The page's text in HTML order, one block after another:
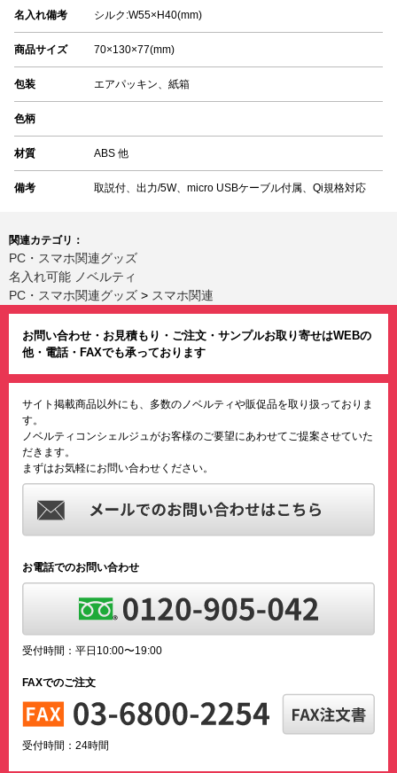
名入れ備考 シルク:W55×H40(mm)
商品サイズ 70×130×77(mm)
包装 エアパッキン、紙箱
色柄
材質 ABS 他
備考 取説付、出力/5W、micro USBケーブル付属、Qi規格対応
関連カテゴリ：
PC・スマホ関連グッズ
名入れ可能 ノベルティ
PC・スマホ関連グッズ > スマホ関連
お問い合わせ・お見積もり・ご注文・サンプルお取り寄せはWEBの
他・電話・FAXでも承っております
サイト掲載商品以外にも、多数のノベルティや販促品を取り扱っておりま
す。
ノベルティコンシェルジュがお客様のご要望にあわせてご提案させていた
だきます。
まずはお気軽にお問い合わせください。
お電話でのお問い合わせ
受付時間：平日10:00〜19:00
FAXでのご注文
受付時間：24時間